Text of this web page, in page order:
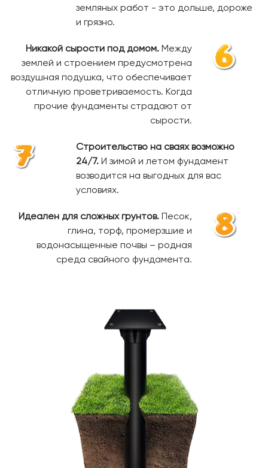
земляных работ - это дольше, дороже
и грязно.
Никакой сырости под домом. Между
землей и строением предусмотрена
воздушная подушка, что обеспечивает
отличную проветриваемость. Когда
прочие фундаменты страдают от
сырости.
Строительство на сваях возможно
24/7. И зимой и летом фундамент
возводится на выгодных для вас
условиях.
Идеален для сложных грунтов. Песок,
глина, торф, промерзшие и
водонасыщенные почвы – родная
среда свайного фундамента.